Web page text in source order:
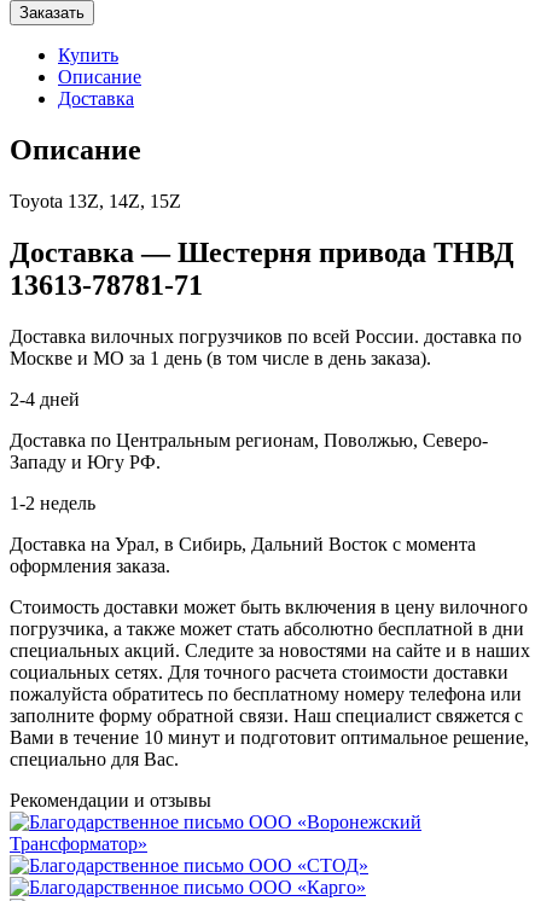
Заказать
Купить
Описание
Доставка
Описание
Toyota 13Z, 14Z, 15Z
Доставка — Шестерня привода ТНВД
13613-78781-71
Доставка вилочных погрузчиков по всей России. доставка по
Москве и МО за 1 день (в том числе в день заказа).
2-4 дней
Доставка по Центральным регионам, Поволжью, Северо-
Западу и Югу РФ.
1-2 недель
Доставка на Урал, в Сибирь, Дальний Восток с момента
оформления заказа.
Стоимость доставки может быть включения в цену вилочного
погрузчика, а также может стать абсолютно бесплатной в дни
специальных акций. Следите за новостями на сайте и в наших
социальных сетях. Для точного расчета стоимости доставки
пожалуйста обратитесь по бесплатному номеру телефона или
заполните форму обратной связи. Наш специалист свяжется с
Вами в течение 10 минут и подготовит оптимальное решение,
специально для Вас.
Рекомендации и отзывы